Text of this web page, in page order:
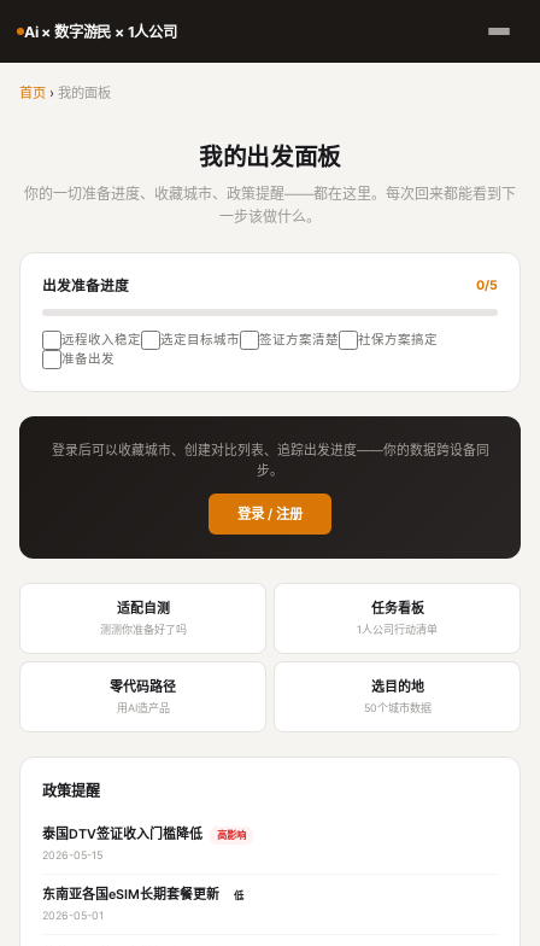
Ai × 数字游民 × 1人公司
首页 › 我的面板
我的出发面板
你的一切准备进度、收藏城市、政策提醒——都在这里。每次回来都能看到下
一步该做什么。
出发准备进度 0/5
远程收入稳定 选定目标城市 签证方案清楚
社保方案搞定
准备出发
登录后可以收藏城市、创建对比列表、追踪出发进度——你的数据跨设备同
步。
登录 / 注册
适配自测
测测你准备好了吗
任务看板
1人公司行动清单
零代码路径
用AI造产品
选目的地
50个城市数据
政策提醒
泰国DTV签证收入门槛降低 高影响
2026-05-15
东南亚各国eSIM长期套餐更新 低
2026-05-01